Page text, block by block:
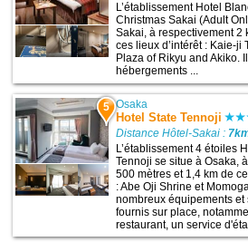
L’établissement Hotel
Christmas Sakai (Adult
Sakai, à respectivement 2
ces lieux d’intérêt : Kaie-ji
Plaza of Rikyu and Akiko.
hébergements ...
5 Osaka
Hotel State Tennoji
Distance Hôtel-Sakai :
L’établissement 4 étoiles
Tennoji se situe à Osaka,
500 mètres et 1,4 km de
: Abe Oji Shrine et
nombreux équipements et
fournis sur place,
restaurant, un service